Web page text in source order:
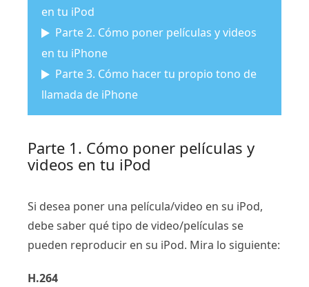
en tu iPod
Parte 2. Cómo poner películas y videos
en tu iPhone
Parte 3. Cómo hacer tu propio tono de
llamada de iPhone
Parte 1. Cómo poner películas y
videos en tu iPod
Si desea poner una película/video en su iPod,
debe saber qué tipo de video/películas se
pueden reproducir en su iPod. Mira lo siguiente:
H.264